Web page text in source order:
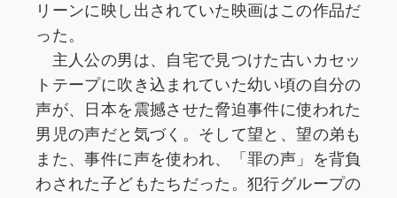
リーンに映し出されていた映画はこの作品だ
った。
主人公の男は、自宅で見つけた古いカセッ
トテープに吹き込まれていた幼い頃の自分の
声が、日本を震撼させた脅迫事件に使われた
男児の声だと気づく。そして望と、望の弟も
また、事件に声を使われ、「罪の声」を背負
わされた子どもたちだった。犯行グループの